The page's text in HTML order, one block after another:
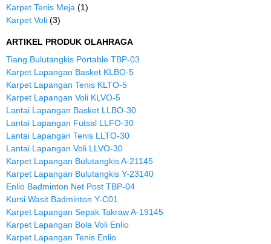
Karpet Tenis Meja (1)
Karpet Voli (3)
ARTIKEL PRODUK OLAHRAGA
Tiang Bulutangkis Portable TBP-03
Karpet Lapangan Basket KLBO-5
Karpet Lapangan Tenis KLTO-5
Karpet Lapangan Voli KLVO-5
Lantai Lapangan Basket LLBO-30
Lantai Lapangan Futsal LLFO-30
Lantai Lapangan Tenis LLTO-30
Lantai Lapangan Voli LLVO-30
Karpet Lapangan Bulutangkis A-21145
Karpet Lapangan Bulutangkis Y-23140
Enlio Badminton Net Post TBP-04
Kursi Wasit Badminton Y-C01
Karpet Lapangan Sepak Takraw A-19145
Karpet Lapangan Bola Voli Enlio
Karpet Lapangan Tenis Enlio